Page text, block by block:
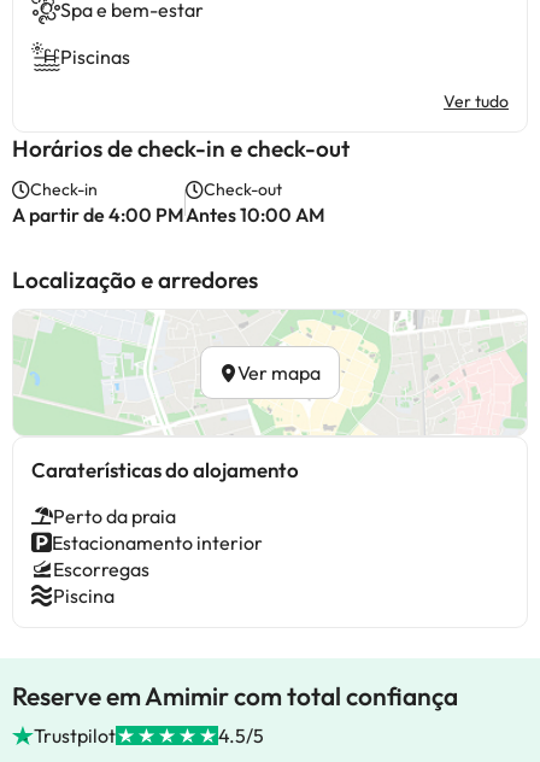
Spa e bem-estar
Piscinas
Ver tudo
Horários de check-in e check-out
Check-in
A partir de 4:00 PM
Check-out
Antes 10:00 AM
Localização e arredores
Ver mapa
Caraterísticas do alojamento
Perto da praia
Estacionamento interior
Escorregas
Piscina
Reserve em Amimir com total confiança
Trustpilot 4.5/5